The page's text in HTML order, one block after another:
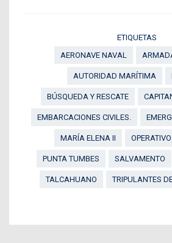
ETIQUETAS
AERONAVE NAVAL
AUTORIDAD MARÍTIMA
BÚSQUEDA Y RESCATE
EMBARCACIONES CIVILES.
MARÍA ELENA II
PUNTA TUMBES SALVAMENTO
TALCAHUANO TRIPULANTES